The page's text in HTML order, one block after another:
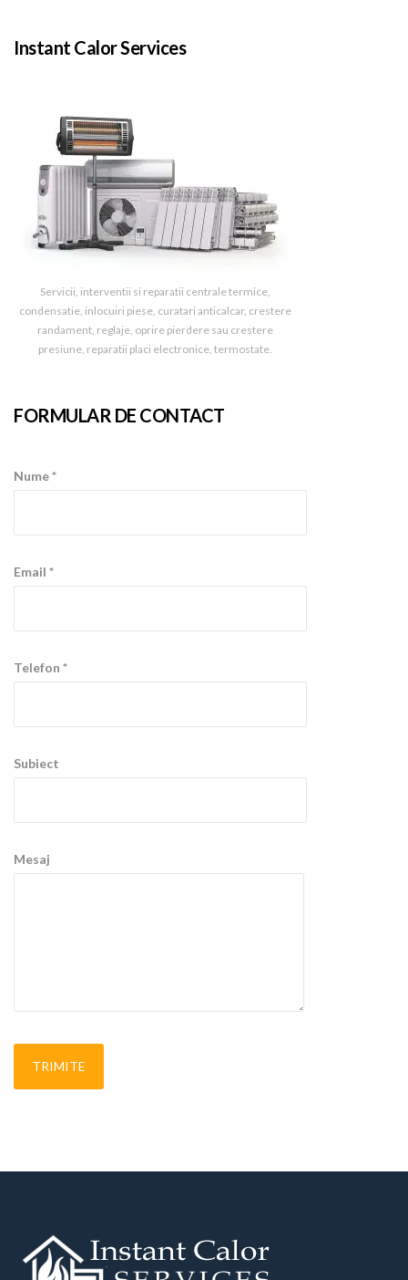
Instant Calor Services
Servicii, interventii si reparatii centrale termice,
condensatie, inlocuiri piese, curatari anticalcar, crestere
randament, reglaje, oprire pierdere sau crestere
presiune, reparatii placi electronice, termostate.
FORMULAR DE CONTACT
Nume *
Email *
Telefon *
Subiect
Mesaj